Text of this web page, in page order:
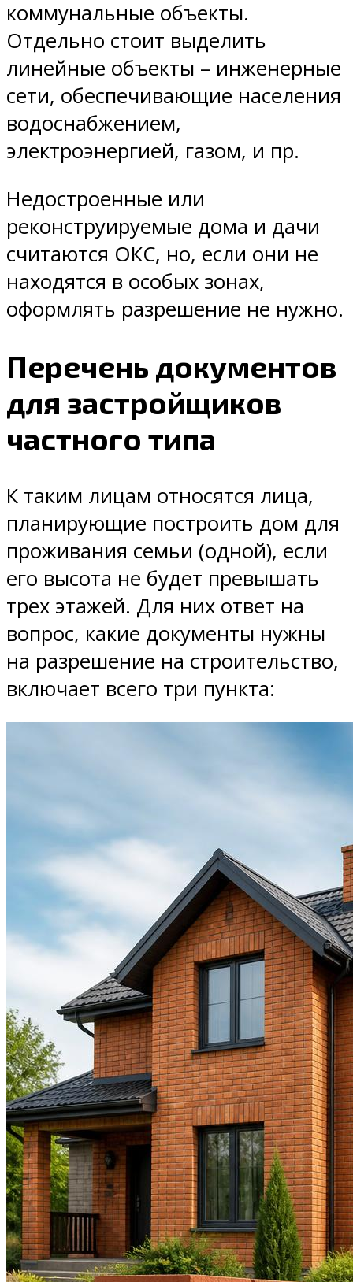
коммунальные объекты.
Отдельно стоит выделить
линейные объекты – инженерные
сети, обеспечивающие населения
водоснабжением,
электроэнергией, газом, и пр.
Недостроенные или
реконструируемые дома и дачи
считаются ОКС, но, если они не
находятся в особых зонах,
оформлять разрешение не нужно.
Перечень документов
для застройщиков
частного типа
К таким лицам относятся лица,
планирующие построить дом для
проживания семьи (одной), если
его высота не будет превышать
трех этажей. Для них ответ на
вопрос, какие документы нужны
на разрешение на строительство,
включает всего три пункта: